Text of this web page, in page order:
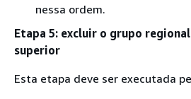
nessa ordem.
Etapa 5: excluir o grupo
superior
Esta etapa deve ser executada